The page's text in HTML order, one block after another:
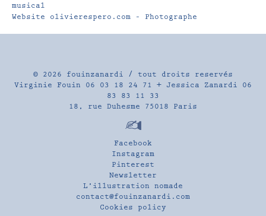
musical
Website olivierespero.com – Photographe
© 2026 fouinzanardi / tout droits reservés
Virginie Fouin 06 03 18 24 71 + Jessica Zanardi 06
83 83 11 33
18, rue Duhesme 75018 Paris
Facebook
Instagram
Pinterest
Newsletter
L’illustration nomade
contact@fouinzanardi.com
Cookies policy